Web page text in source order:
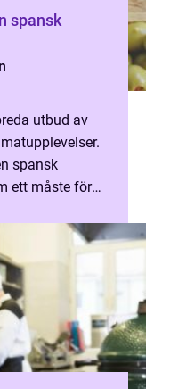
spansk
utbud av
spansk
ett måste för